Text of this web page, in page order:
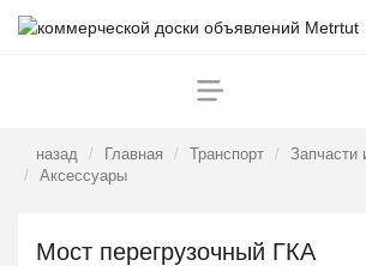
назад Главная Транспорт
Запчасти
Аксессуары
Мост перегрузочный ГКА